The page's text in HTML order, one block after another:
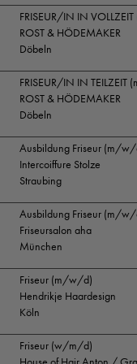
FRISEUR/IN IN
ROST & HÖDEMAKER
Döbeln
FRISEUR/IN IN
ROST & HÖDEMAKER
Döbeln
Ausbildung Friseur (m/w/
Intercoiffure Stolze
Straubing
Ausbildung Friseur (m/
Friseursalon aha
München
Friseur (m/w/d)
Hendrikje Haardesign
Köln
Friseur (w/m/d)